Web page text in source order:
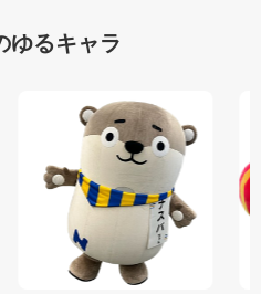
ゆるキャラ